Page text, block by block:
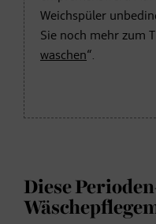
Weichspüler
Sie noch mehr zum
waschen“.
Diese